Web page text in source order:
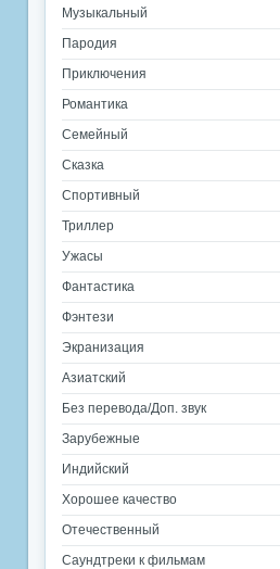
Музыкальный
Пародия
Приключения
Романтика
Семейный
Сказка
Спортивный
Триллер
Ужасы
Фантастика
Фэнтези
Экранизация
Азиатский
Без перевода/Доп. звук
Зарубежные
Индийский
Хорошее качество
Отечественный
Саундтреки к фильмам